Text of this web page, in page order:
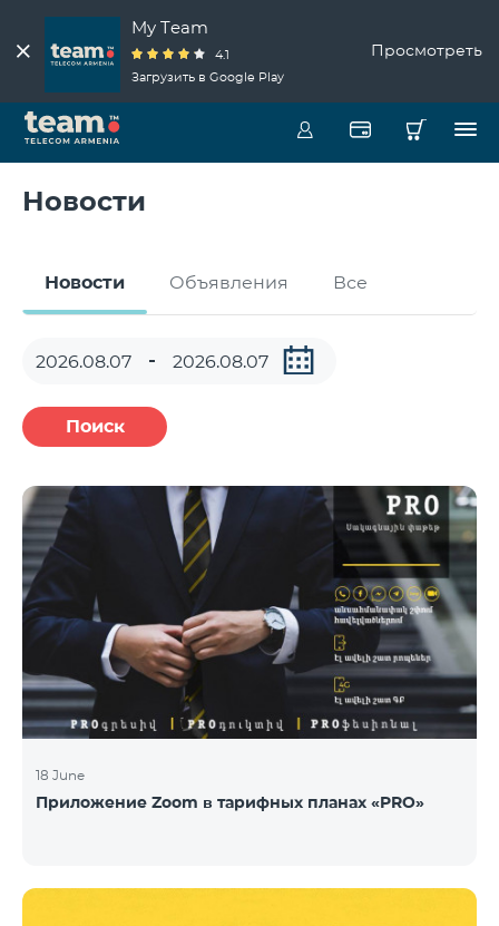
My Team
4.1
Загрузить в Google Play
Просмотреть
Новости
Новости Объявления Все
Поиск
18 June
Приложение Zoom в тарифных планах «PRO»